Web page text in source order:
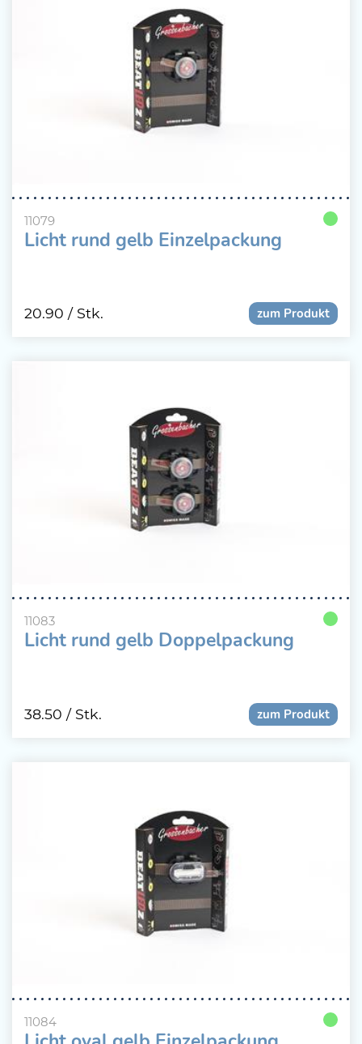
11079
Licht rund gelb Einzelpackung
zum Produkt
20.90 / Stk.
11083
Licht rund gelb Doppelpackung
zum Produkt
38.50 / Stk.
11084